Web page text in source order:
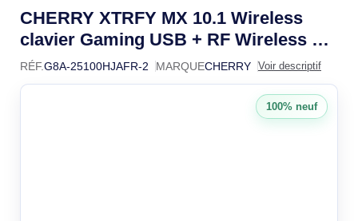
CHERRY XTRFY MX 10.1 Wireless
clavier Gaming USB + RF Wireless +
Bluetooth AZERTY Français NoirG8A-
RÉF.G8A-25100HJAFR-2 MARQUECHERRY Voir descriptif
100% neuf